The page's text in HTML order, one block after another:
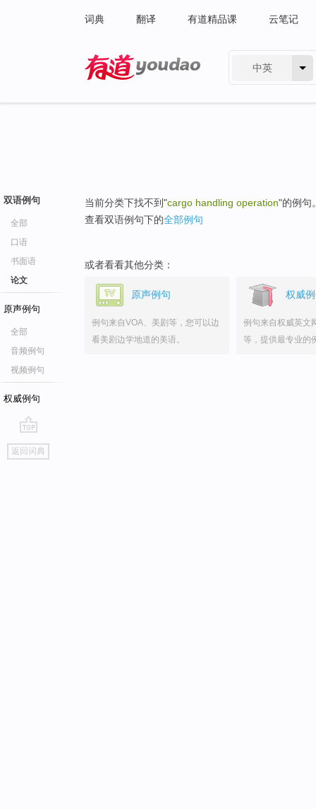
词典 翻译 有道精品课 云笔记
中英
双语例句
全部
口语
书面语
论文
原声例句
全部
音频例句
视频例句
权威例句
go
top
返回词典
当前分类下找不到"cargo handling operation"的例句
查看双语例句下的全部例句
或者看看其他分类：
原声例句
例句来自VOA、美剧等，您可以边
看美剧边学地道的美语。
权威
例句来自权威英文
等，提供最专业的